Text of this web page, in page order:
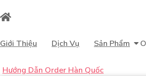
Giới Thiệu Dịch Vụ Sản Phẩm
Hướng Dẫn Order Hàn Quốc